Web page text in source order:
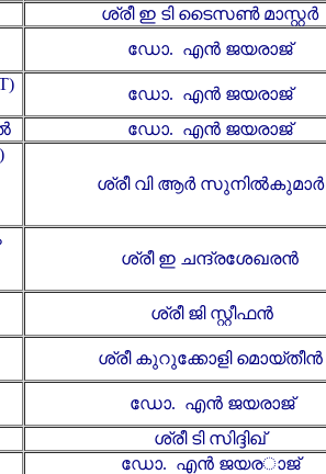
ശ്രീ ഇ ടി ടൈസൺ മാസ്റ്റർ
ഡോ. എൻ ജയരാജ്
ഡോ. എൻ ജയരാജ്
ഡോ. എൻ ജയരാജ്
ശ്രീ വി ആർ സുനിൽകുമാർ
ശ്രീ ഇ ചന്ദ്രശേഖരൻ
ശ്രീ ജി സ്റ്റീഫൻ
ശ്രീ കുറുക്കോളി മൊയ്തീൻ
ഡോ. എൻ ജയരാജ്
ശ്രീ ടി സിദ്ദിഖ്
ഡോ. എൻ ജയരാജ്